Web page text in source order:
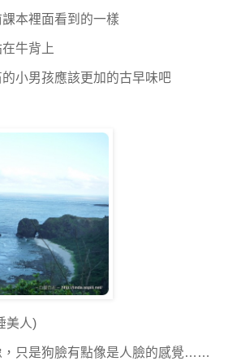
本裡面看到的一樣
牛背上
小男孩應該更加的古早味吧
美人)
，只是狗臉有點像是人臉的感覺……